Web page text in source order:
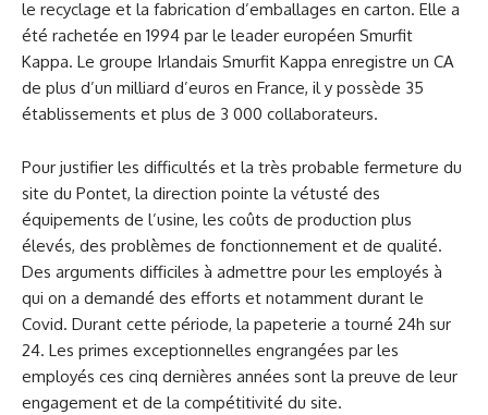
le recyclage et la fabrication d’emballages en carton. Elle a
été rachetée en 1994 par le leader européen Smurfit
Kappa. Le groupe Irlandais Smurfit Kappa enregistre un CA
de plus d’un milliard d’euros en France, il y possède 35
établissements et plus de 3 000 collaborateurs.
Pour justifier les difficultés et la très probable fermeture du
site du Pontet, la direction pointe la vétusté des
équipements de l’usine, les coûts de production plus
élevés, des problèmes de fonctionnement et de qualité.
Des arguments difficiles à admettre pour les employés à
qui on a demandé des efforts et notamment durant le
Covid. Durant cette période, la papeterie a tourné 24h sur
24. Les primes exceptionnelles engrangées par les
employés ces cinq dernières années sont la preuve de leur
engagement et de la compétitivité du site.